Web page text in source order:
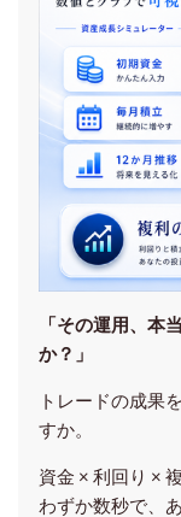
「その運用、本
か？」
トレードの成果
すか。
資金 × 利回り ×
わずか数秒で、